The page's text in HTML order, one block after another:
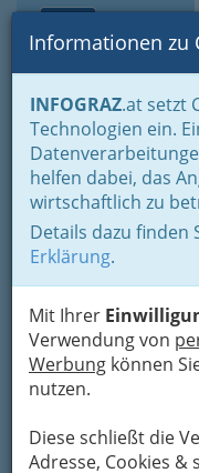
Informationen zu
INFOGRAZ.at setzt
Technologien ein.
helfen dabei, das
wirtschaftlich zu
Details dazu finden
Erklärung.
Mit Ihrer
Verwendung von
Werbung können
nutzen.
Diese schließt die
Adresse, Cookies
Home Lifestyle
Der schönste Tag im
Planung erspart Ärger
Hochzeitstorte
Köstliche
Hochstapelei
Eine
liebgewonnene
Tradition
Hochzeit ist
Hochzeitstorte